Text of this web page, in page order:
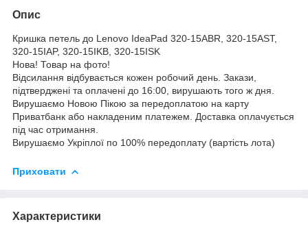
Опис
Кришка петель до Lenovo IdeaPad 320-15ABR, 320-15AST,
320-15IAP, 320-15IKB, 320-15ISK
Нова! Товар на фото!
Відсилання відбувається кожен робочий день. Закази,
підтверджені та оплачені до 16:00, вирушають того ж дня.
Вирушаємо Новою Пікою за передоплатою на карту
Приватбанк або накладеним платежем. Доставка оплачується
під час отримання.
Вирушаємо Укріплої по 100% передоплату (вартість лота)
Приховати
Характеристики